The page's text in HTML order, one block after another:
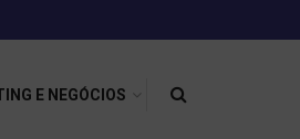
E NEGÓCIOS